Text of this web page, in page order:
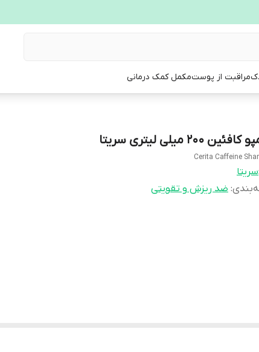
مراقبت از پوستمکمل کمک درمانی
200 میلی لیتری سریتا
Cerita Caffeine
سریتا
: ضد ریزش و تقویتی